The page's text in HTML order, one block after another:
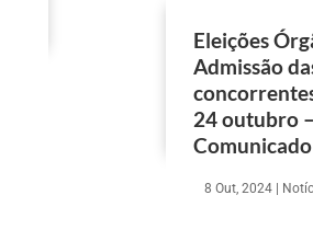
Eleições
Admissão
24 outubro –
Comunicado
8 Out, 2024